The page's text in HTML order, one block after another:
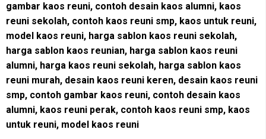
gambar kaos reuni, contoh desain kaos alumni, kaos
reuni sekolah, contoh kaos reuni smp, kaos untuk reuni,
model kaos reuni, harga sablon kaos reuni sekolah,
harga sablon kaos reunian, harga sablon kaos reuni
alumni, harga kaos reuni sekolah, harga sablon kaos
reuni murah, desain kaos reuni keren, desain kaos reuni
smp, contoh gambar kaos reuni, contoh desain kaos
alumni, kaos reuni perak, contoh kaos reuni smp, kaos
untuk reuni, model kaos reuni